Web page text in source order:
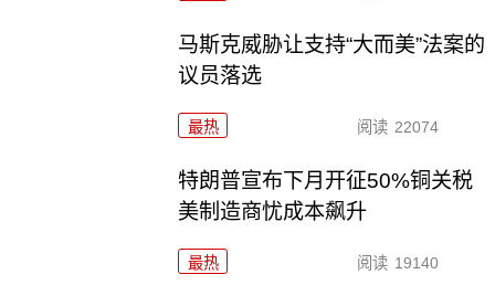
马斯克威胁让支持“大而美”法案的
议员落选
最热 阅读 22074
特朗普宣布下月开征50%铜关税
美制造商忧成本飙升
最热 阅读 19140